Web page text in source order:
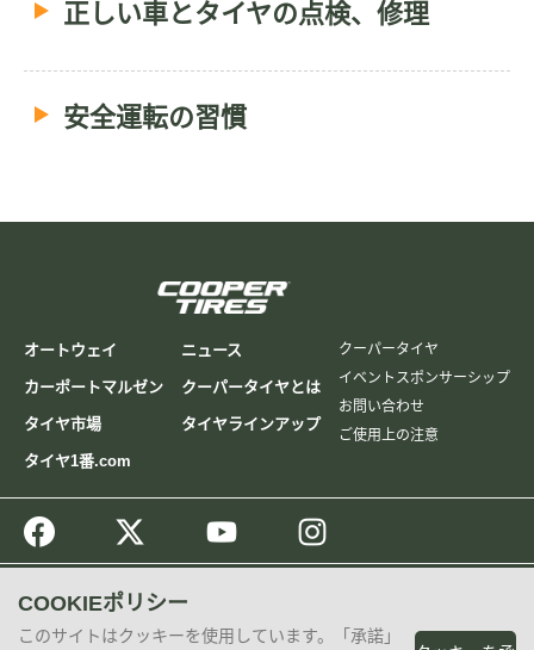
正しい車とタイヤの点検、修理
安全運転の習慣
オートウェイ
カーポートマルゼン
タイヤ市場
タイヤ1番.com
ニュース
クーパータイヤとは
タイヤラインアップ
クーパータイヤ
イベントスポンサーシップ
お問い合わせ
ご使用上の注意
日本
Global North America Latin America Europe Cooper
COOKIEポリシー
このサイトはクッキーを使用しています。「承諾」